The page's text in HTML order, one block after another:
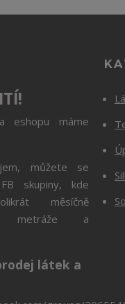
eshopu máme
můžete se
skupiny, kde
měsíčně
metráže a
látek a